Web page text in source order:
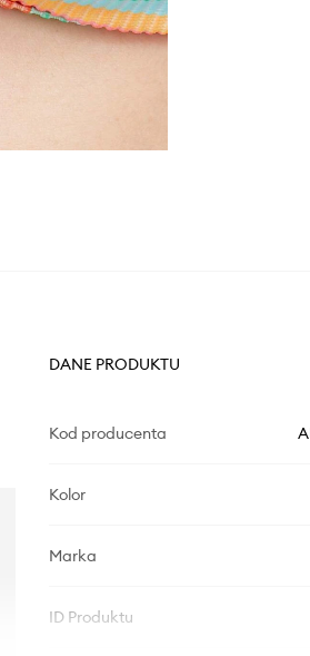
DANE PRODUKTU
Kod producenta
Kolor
Marka
ID Produktu